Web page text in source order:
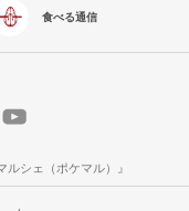
食べる通信
シェ（ポケマル）』